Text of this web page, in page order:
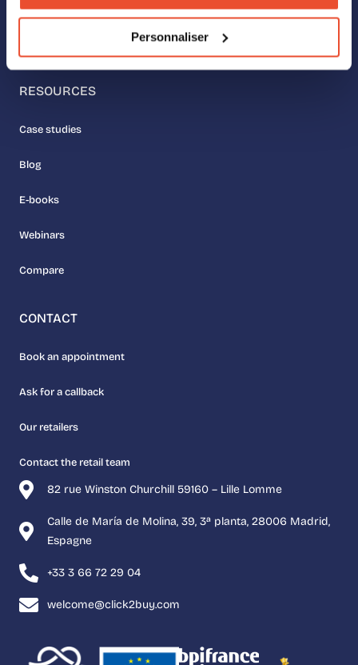
Personnaliser
82 rue Winston Churchill 59160 – Lille Lomme
Calle de María de Molina, 39, 3ª planta, 28006 Madrid,
Espagne
+33 3 66 72 29 04
welcome@click2buy.com
Meet the team
RESOURCES
Case studies
Blog
E-books
Webinars
Compare
CONTACT
Book an appointment
Ask for a callback
Our retailers
Contact the retail team